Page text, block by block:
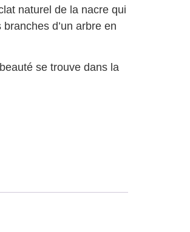
naturel de la nacre qui
d’un arbre en
se trouve dans la